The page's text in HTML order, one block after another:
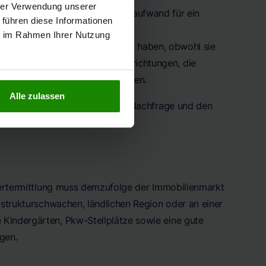
Verwendung unserer
diese Informationen
Rahmen Ihrer Nutzung
Alle zulassen
kann der Managementaufwand für ein
können einen hohen Wert haben, obwohl sie
der Gemeinschaftseinrichtungen, die
beeinflusst werden.
stark von der spezifischen Nachfrage und den
muss demzufolge der Immobilienmarkt
ländlichen Region oder an einer
Pkw-Stellplätze sowie eine gute